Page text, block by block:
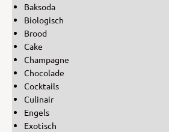
Baksoda
Biologisch
Brood
Cake
Champagne
Chocolade
Cocktails
Culinair
Engels
Exotisch